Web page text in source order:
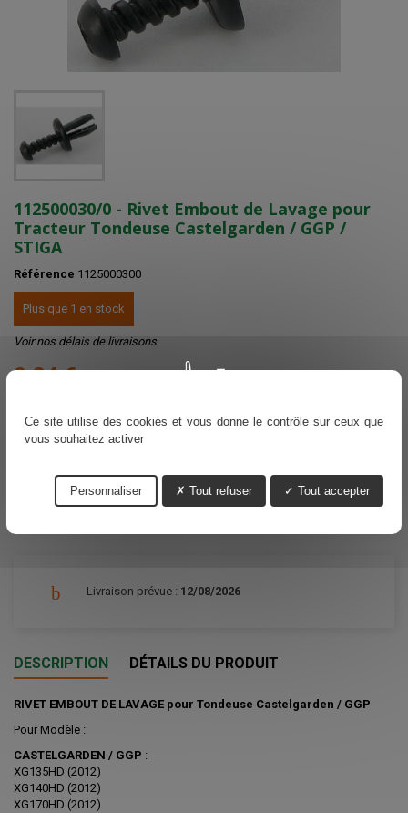
112500030/0 - Rivet Embout de Lavage pour
Tracteur Tondeuse Castelgarden / GGP /
STIGA
Référence 1125000300
Plus que 1 en stock
Voir nos délais de livraisons
2,34 €
Quantité
Livraison prévue : 12/08/2026
DESCRIPTION DÉTAILS DU PRODUIT
RIVET EMBOUT DE LAVAGE pour Tondeuse Castelgarden / GGP
Pour Modèle :
CASTELGARDEN / GGP :
XG135HD (2012)
XG140HD (2012)
XG170HD (2012)
Ce site utilise des cookies et vous donne le contrôle sur ceux que
vous souhaitez activer
Tout accepter
Tout refuser
Personnaliser